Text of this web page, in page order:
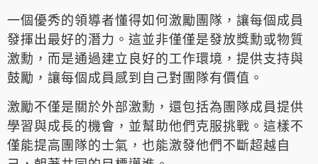
一個優秀的領導者懂得如何激勵團隊，讓每個成員
發揮出最好的潛力。這並非僅僅是發放獎勳或物質
激勳，而是通過建立良好的工作環境，提供支持與
鼓勵，讓每個成員感到自己對團隊有價值。
激勵不僅是關於外部激勳，還包括為團隊成員提供
學習與成長的機會，並幫助他們克服挑戰。這樣不
僅能提高團隊的士氣，也能激發他們不斷超越自